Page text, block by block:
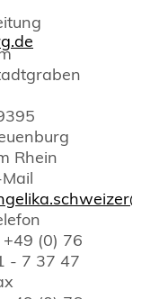
Rhein
+49 (0) 76
- 7 37 47